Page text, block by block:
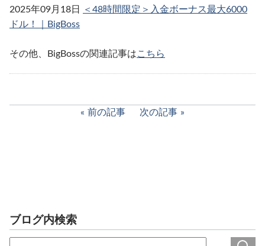
2025年09月18日
＜48時間限定＞入金ボーナス最大6000
ドル！｜BigBoss
その他、BigBossの関連記事はこちら
前の記事 次の記事
ブログ内検索